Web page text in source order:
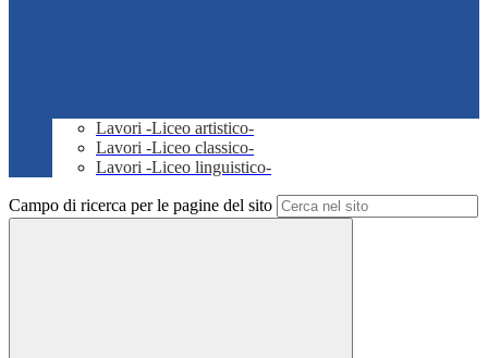
Lavori -Liceo artistico-
Lavori -Liceo classico-
Lavori -Liceo linguistico-
Campo di ricerca per le pagine del sito